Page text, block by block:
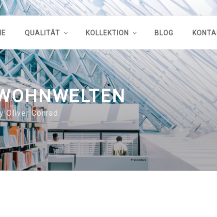
Oliver Conrad
QUALITÄT KOLLEKTION BLOG